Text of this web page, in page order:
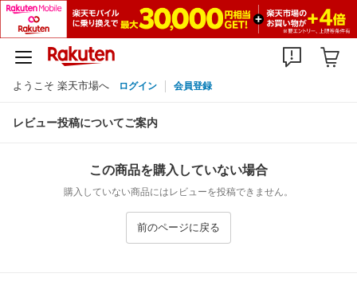
ようこそ 楽天市場へ ログイン 会員登録
レビュー投稿についてご案内
この商品を購入していない場合
購入していない商品にはレビューを投稿できません。
前のページに戻る